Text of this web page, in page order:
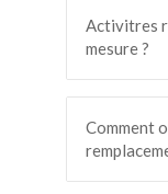
Activitres
mesure ?
Comment